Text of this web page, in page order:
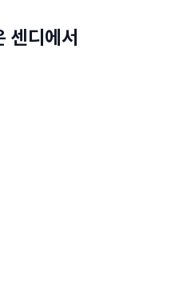
센디에서